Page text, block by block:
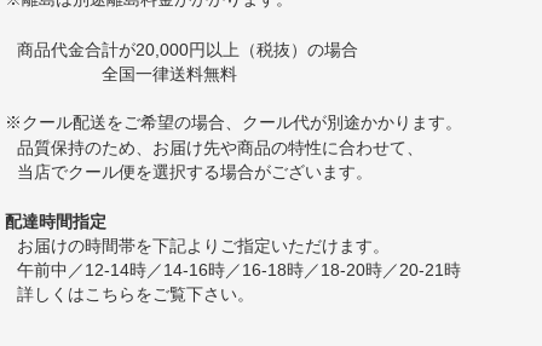
商品代金合計が20,000円以上（税抜）の場合
全国一律送料無料
※クール配送をご希望の場合、クール代が別途かかります。
品質保持のため、お届け先や商品の特性に合わせて、
当店でクール便を選択する場合がございます。
配達時間指定
お届けの時間帯を下記よりご指定いただけます。
午前中／12-14時／14-16時／16-18時／18-20時／20-21時
詳しくはこちらをご覧下さい。